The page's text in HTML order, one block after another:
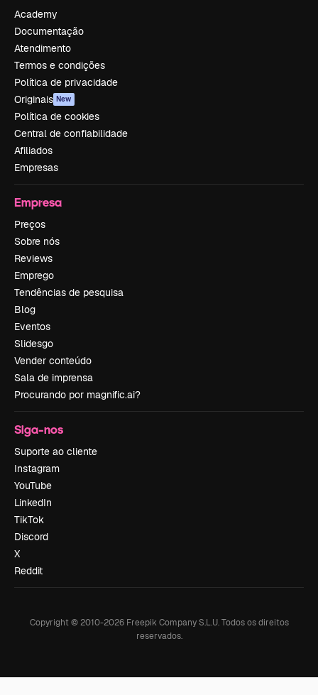
Academy
Documentação
Atendimento
Termos e condições
Política de privacidade
Originais New
Política de cookies
Central de confiabilidade
Afiliados
Empresas
Empresa
Preços
Sobre nós
Reviews
Emprego
Tendências de pesquisa
Blog
Eventos
Slidesgo
Vender conteúdo
Sala de imprensa
Procurando por magnific.ai?
Siga-nos
Suporte ao cliente
Instagram
YouTube
LinkedIn
TikTok
Discord
X
Reddit
Copyright © 2010-2026Freepik Company S.L.U. Todos os direitos
reservados.